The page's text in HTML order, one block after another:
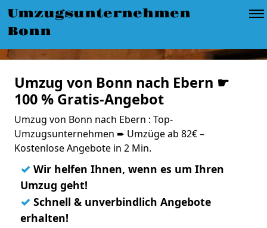
Umzugsunternehmen
Bonn
Umzug von Bonn nach Ebern ☛
100 % Gratis-Angebot
Umzug von Bonn nach Ebern : Top-
Umzugsunternehmen ➨ Umzüge ab 82€ –
Kostenlose Angebote in 2 Min.
✓ Wir helfen Ihnen, wenn es um Ihren
Umzug geht!
✓ Schnell & unverbindlich Angebote
erhalten!